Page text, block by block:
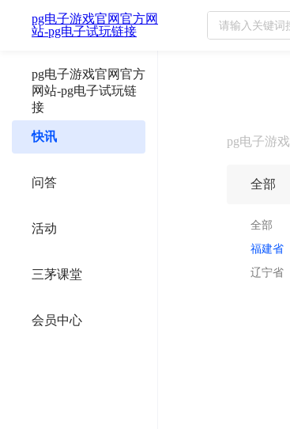
福建省最新政策汇总及
pg电子游戏官网官方网
站-pg电子试玩链接
pg电子游戏官网官方
网站-pg电子试玩链
接
快讯
问答
活动
三茅课堂
会员中心
pg电子游
全部
全部
福建省
辽宁省